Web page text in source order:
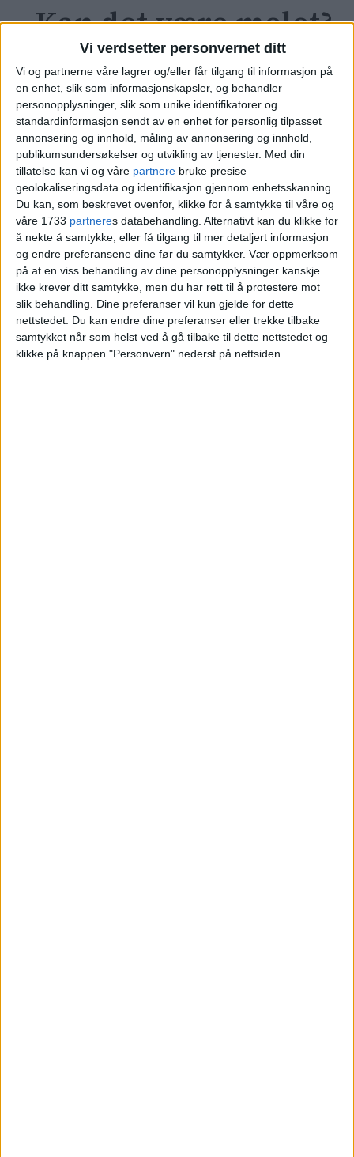
Vi verdsetter personvernet ditt
Vi og partnerne våre lagrer og/eller får tilgang til informasjon på
en enhet, slik som informasjonskapsler, og behandler
personopplysninger, slik som unike identifikatorer og
standardinformasjon sendt av en enhet for personlig tilpasset
annonsering og innhold, måling av annonsering og innhold,
publikumsundersøkelser og utvikling av tjenester. Med din
tillatelse kan vi og våre partnere bruke presise
geolokaliseringsdata og identifikasjon gjennom enhetsskanning.
Du kan, som beskrevet ovenfor, klikke for å samtykke til våre og
våre 1733 partneres databehandling. Alternativt kan du klikke for
å nekte å samtykke, eller få tilgang til mer detaljert informasjon
og endre preferansene dine før du samtykker. Vær oppmerksom
på at en viss behandling av dine personopplysninger kanskje
ikke krever ditt samtykke, men du har rett til å protestere mot
slik behandling. Dine preferanser vil kun gjelde for dette
nettstedet. Du kan endre dine preferanser eller trekke tilbake
samtykket når som helst ved å gå tilbake til dette nettstedet og
klikke på knappen "Personvern" nederst på nettsiden.
– Kan det være melet?
Njål gikk videregående i Rouen i
Normandie, og har vært mye i Frankrike
senere også.
– Der får du de samme knasende gode
baguettene overalt, du trenger ikke
oppsøke noe fancy sted. Men i Oslo har jeg
gitt opp å finne noe som minner om en ekte
fransk baguette.
Heller ikke på det franske bakerietLa
Bakeri de Jeani Bentsebrugata på Torshov,
klarer de å lage en fransk baguett, mener